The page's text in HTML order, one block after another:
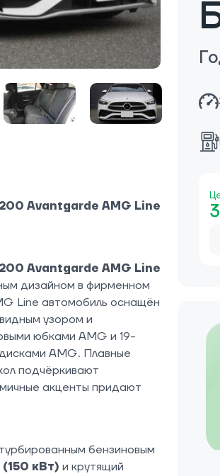
Avantgarde AMG Line
Avantgarde AMG Line
дизайном в фирменном
Line автомобиль оснащён
узором и
юбками AMG и 19-
AMG. Плавные
подчёркивают
акценты придают
бензиновым
(150 кВт) и крутящий